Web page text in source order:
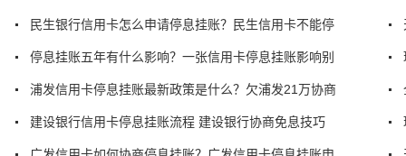
民生银行信用卡怎么申请停息挂账？民生信用卡不能停
停息挂账五年有什么影响？一张信用卡停息挂账影响别
浦发信用卡停息挂账最新政策是什么？欠浦发21万协商
建设银行信用卡停息挂账流程 建设银行协商免息技巧